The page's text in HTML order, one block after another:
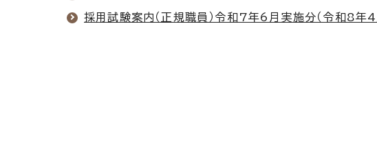
採用試験案内（正規職員）令和7年6月実施分（令和8年4